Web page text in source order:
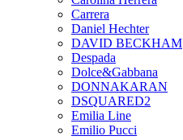
Carrera
Daniel Hechter
DAVID BECKHAM
Despada
Dolce&Gabbana
DONNAKARAN
DSQUARED2
Emilia Line
Emilio Pucci